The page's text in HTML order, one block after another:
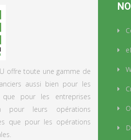
offre toute une gamme de
aussi bien pour les
que pour les entreprises
pour leurs opérations
que pour les opérations